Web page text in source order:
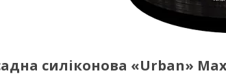
силіконова «Urban»